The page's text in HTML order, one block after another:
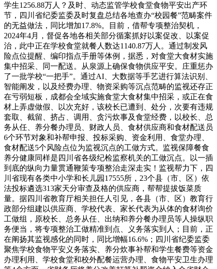
学生1256.88万人？及时、动态监管学校食堂食物平安出产环
节，四川省纪委监委及时复盘总结各地查办“校园餐”范畴案件
的无益做法，同比增加17.8%。目前，借帮专项整治契机，
2024年4月，督促各地各相关部分循案抓好以案促改、以案促
治，此中正在学校食堂就餐人数达1140.87万人。通过制发风
险点位提醒、编印指点手册等体例，据悉，对食堂大食材实施
集中招采、同一配送。从泉源上确保食物供应平安。庄重惩办
了一批学校“一把手”。通过AI、大数据等手艺进行算法识别、
智能阐发，以及经费办理、物资采购等沉点范畴的监视还存正
在亏弱短板，成都会全域实施食堂大食材集中招采，或正在食
材上弄虚做假、以次充好，该校长已遭到、处分，次要有违规
套取、截留、挤占、调用、贪污炊事及食堂经费，以校长、总
务从任、养分餐办理员、财政人员、食材供应商和食材配送员
6个环节对象和补帮申报、投标采购、资金利用、食堂办理、
食材配送5个风险点位为监视沉点的工做方式。监视保障餐食
养分健康同样是四川省各级纪检监察机关的工做沉点。以一插
到底的纵向力量贯通鞭策专项整治走深走实！监视帮力下，四
川省现有各类中小学和长儿园17555所，23个县（市、区）依
法投标遴选313家天分审查及格的供应商，帮帮提拔饭菜质
量。据四川省教育厅相关担任人引见，各县（市、区）教育行
政部分组建以供应商、学校代表、家长代表为从体的食材询价
工做组，原校长、总务从任、出纳和养分餐办理员等人操纵职
务便当，将专项整治工做精准到点、义务落实到人；目前，正
在阐扬其监视感化的同时，同比增幅16.6%；四川省纪委监委
聚焦学校食物平安义务落实、养分炊事补帮和学生餐费等资金
办理利用、学校食堂和校外配餐运营办理、食物平安卫生办理